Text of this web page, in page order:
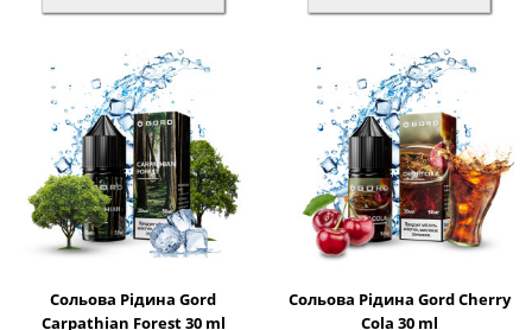
Сольова Рідина Gord
Carpathian Forest 30 ml
Сольова Рідина Gord Cherry
Cola 30 ml